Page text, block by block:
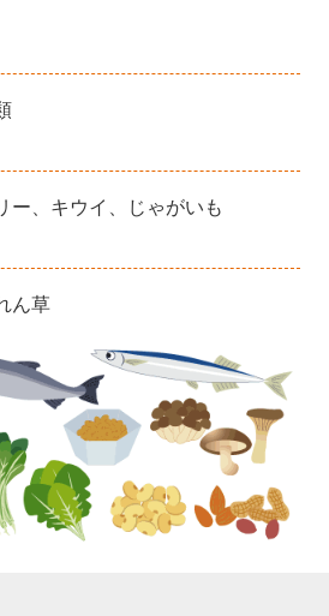
ー、キウイ、じゃがいも
ん草